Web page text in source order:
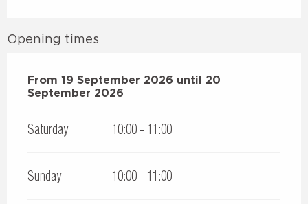
Opening times
From 19 September 2026 until 20 September
From 19 September 2026 until 20
September 2026
Saturday 10:00 - 11:00
Sunday 10:00 - 11:00